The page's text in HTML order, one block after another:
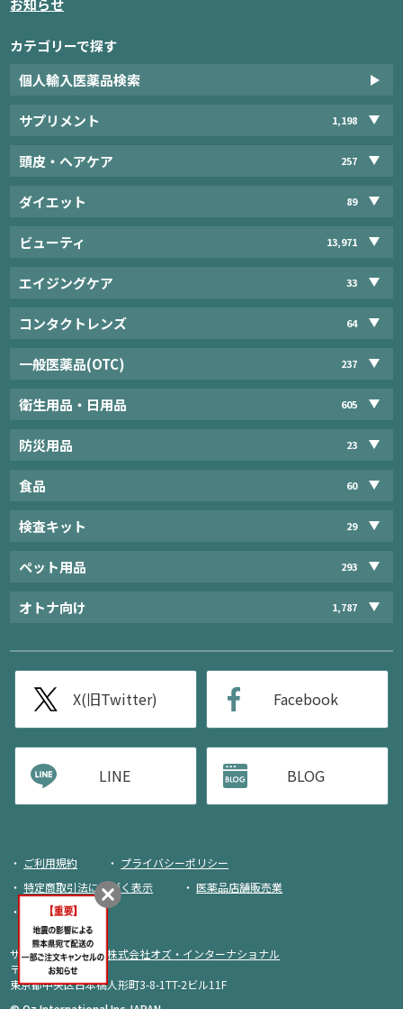
カテゴリーで探す
個人輸入医薬品検索
サプリメント 1,198
頭皮・ヘアケア 257
ダイエット 89
ビューティ 13,971
エイジングケア 33
コンタクトレンズ 64
一般医薬品(OTC) 237
衛生用品・日用品 605
防災用品 23
食品 60
検査キット 29
ペット用品 293
オトナ向け 1,787
X(旧Twitter) Facebook
LINE BLOG
ご利用規約
プライバシーポリシー
特定商取引法に基づく表示
医薬品店舗販売業
荷物追跡
サイト運営・企画： 株式会社オズ・インターナショナル
〒103-0013
東京都中央区日本橋人形町3-8-1TT-2ビル11F